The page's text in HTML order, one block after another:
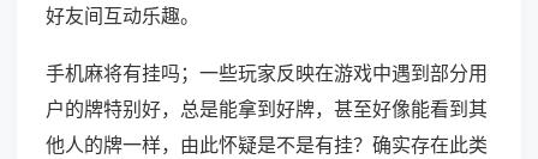
好友间互动乐趣。
手机麻将有挂吗；一些玩家反映在游戏中遇到部分用
户的牌特别好，总是能拿到好牌，甚至好像能看到其
他人的牌一样，由此怀疑是不是有挂？确实存在此类